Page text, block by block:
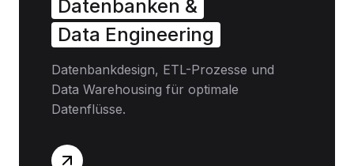
Datenbanken &
Data Engineering
Datenbankdesign, ETL-Prozesse und
Data Warehousing für optimale
Datenflüsse.